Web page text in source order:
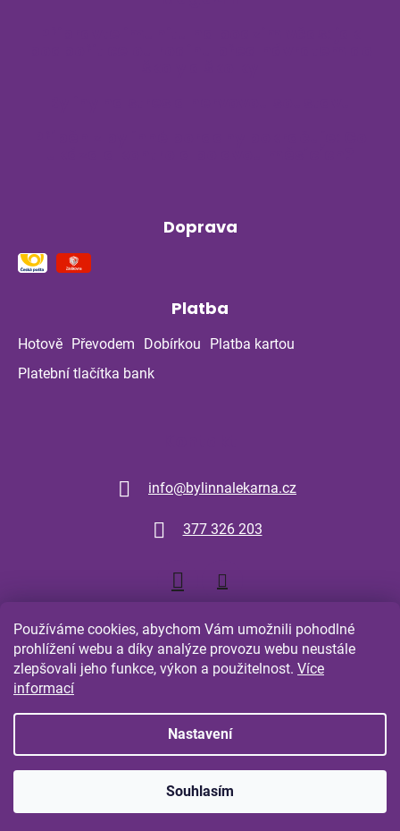
Používáme cookies, abychom Vám umožnili pohodlné
prohlížení webu a díky analýze provozu webu neustále
zlepšovali jeho funkce, výkon a použitelnost. Více
informací
Nastavení
Souhlasím
Doprava
Platba
Hotově Převodem Dobírkou
Platba kartou
Platební tlačítka bank
info@bylinnalekarna.cz
377 326 203
Shoptet.cz Comgate.cz
Vytvořil Shoptet
Bylinná Lékarna Plzeň
vyhrazena.Upravit nastavení cookies